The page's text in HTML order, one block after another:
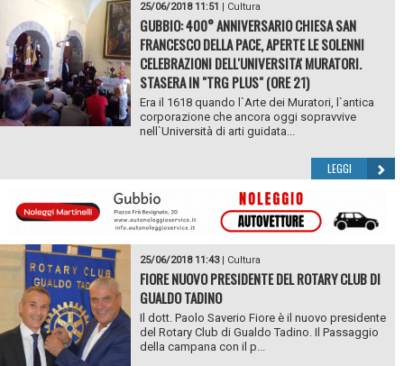
25/06/2018 11:51 Cultura
GUBBIO: 400° ANNIVERSARIO CHIESA SAN
FRANCESCO DELLA PACE, APERTE LE SOLENNI
CELEBRAZIONI DELL'UNIVERSITA' MURATORI.
STASERA IN "TRG PLUS" (ORE 21)
Era il 1618 quando l`Arte dei Muratori, l`antica
corporazione che ancora oggi sopravvive
nell`Università di arti guidata...
LEGGI
25/06/2018 11:43| Cultura
FIORE NUOVO PRESIDENTE DEL ROTARY CLUB DI
GUALDO TADINO
Il dott. Paolo Saverio Fiore è il nuovo presidente
del Rotary Club di Gualdo Tadino. Il Passaggio
della campana con il p...